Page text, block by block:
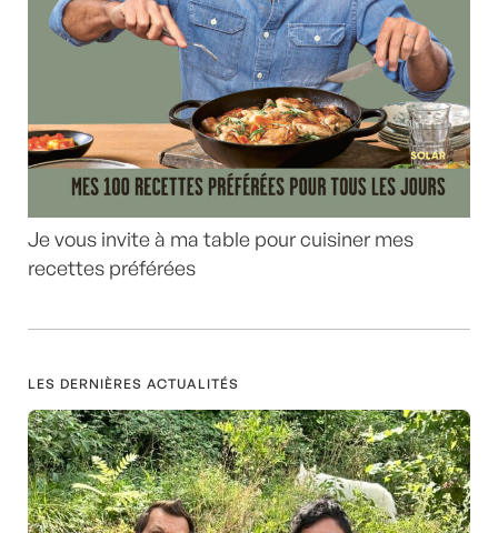
Je vous invite à ma table pour cuisiner mes
recettes préférées
LES DERNIÈRES ACTUALITÉS